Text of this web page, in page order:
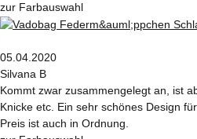
zur Farbauswahl
05.04.2020
Silvana B
Kommt zwar zusammengelegt an, ist
Knicke etc. Ein sehr schönes Design
Preis ist auch in Ordnung.